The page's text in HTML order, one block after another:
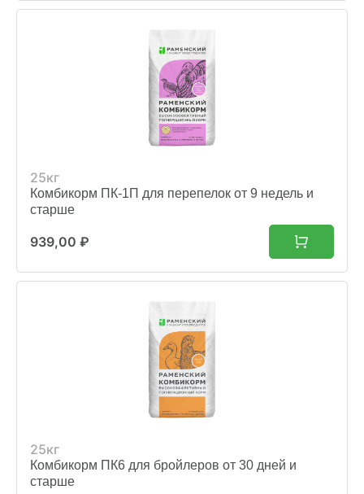
25кг
Комбикорм ПК-1П для перепелок от 9 недель и
старше
939,00 ₽
25кг
Комбикорм ПК6 для бройлеров от 30 дней и
старше